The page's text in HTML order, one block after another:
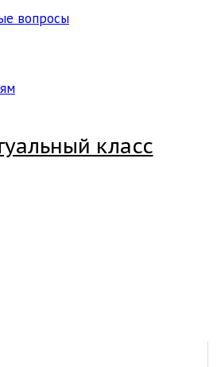
вопросы
класс